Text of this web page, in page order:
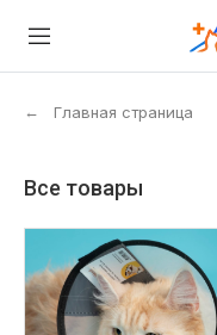
← Главная страница
Все товары